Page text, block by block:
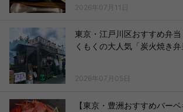
2026年07月11日
東京・江戸川区おすすめ弁
くもくの大人気「炭火焼き
2026年07月05日
【東京・豊洲おすすめバー